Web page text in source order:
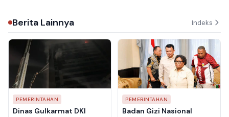
Berita Lainnya Indeks
PEMERINTAHAN
Dinas Gulkarmat DKI
PEMERINTAHAN
Badan Gizi Nasional